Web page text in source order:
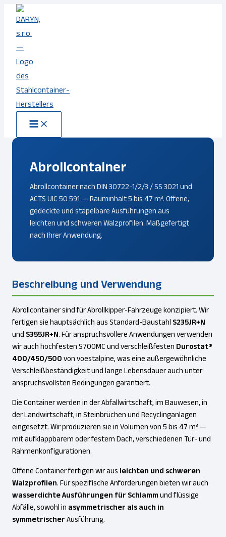
Zum
Inhalt
springen
Abrollcontainer
Abrollcontainer nach DIN 30722-1/2/3 / SS 3021 und
ACTS UIC 50 591 — Rauminhalt 5 bis 47 m³. Offene,
gedeckte und stapelbare Ausführungen aus
leichten und schweren Walzprofilen. Maßgefertigt
nach Ihrer Anwendung.
Beschreibung und Verwendung
Abrollcontainer sind für Abrollkipper-Fahrzeuge konzipiert. Wir
fertigen sie hauptsächlich aus Standard-Baustahl S235JR+N
und S355JR+N. Für anspruchsvollere Anwendungen verwenden
wir auch hochfesten S700MC und verschleißfesten Durostat®
400/450/500 von voestalpine, was eine außergewöhnliche
Verschleißbeständigkeit und lange Lebensdauer auch unter
anspruchsvollsten Bedingungen garantiert.
Die Container werden in der Abfallwirtschaft, im Bauwesen, in
der Landwirtschaft, in Steinbrüchen und Recyclinganlagen
eingesetzt. Wir produzieren sie in Volumen von 5 bis 47 m³ —
mit aufklappbarem oder festem Dach, verschiedenen Tür- und
Rahmenkonfigurationen.
Offene Container fertigen wir aus leichten und schweren
Walzprofilen. Für spezifische Anforderungen bieten wir auch
wasserdichte Ausführungen für Schlamm und flüssige
Abfälle, sowohl in asymmetrischer als auch in
symmetrischer Ausführung.